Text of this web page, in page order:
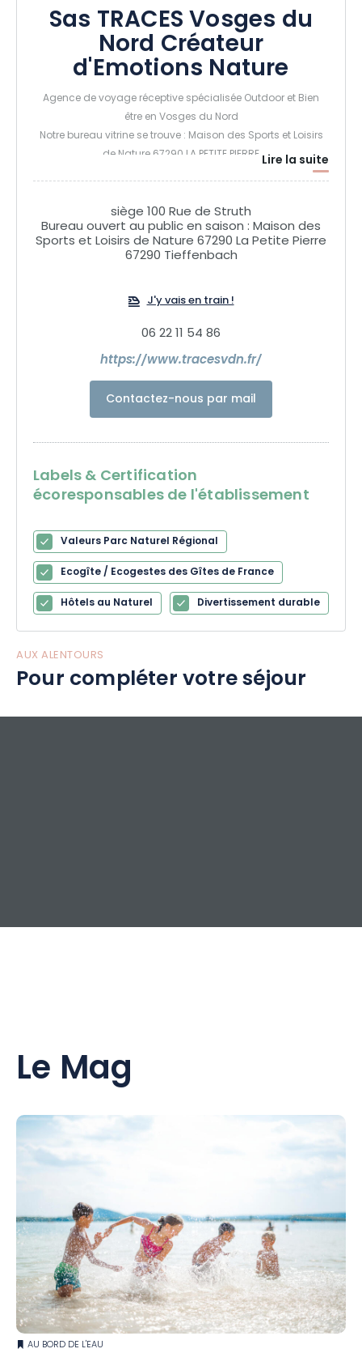
Sas TRACES Vosges du
Nord Créateur
d'Emotions Nature
Agence de voyage réceptive spécialisée Outdoor et Bien
être en Vosges du Nord
Notre bureau vitrine se trouve : Maison des Sports et Loisirs
de Nature 67290 LA PETITE PIERRE Lire la suite
siège 100 Rue de Struth
Bureau ouvert au public en saison : Maison des
Sports et Loisirs de Nature 67290 La Petite Pierre
67290 Tieffenbach
J'y vais en train !
06 22 11 54 86
https://www.tracesvdn.fr/
Contactez-nous par mail
Labels & Certification
écoresponsables de l'établissement
Valeurs Parc Naturel Régional
Ecogîte / Ecogestes des Gîtes de France
Hôtels au Naturel
Divertissement durable
AUX ALENTOURS
Pour compléter votre séjour
Le Mag
AU BORD DE L'EAU